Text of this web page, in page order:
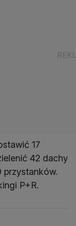
17
42 dachy
przystanków.
P+R.